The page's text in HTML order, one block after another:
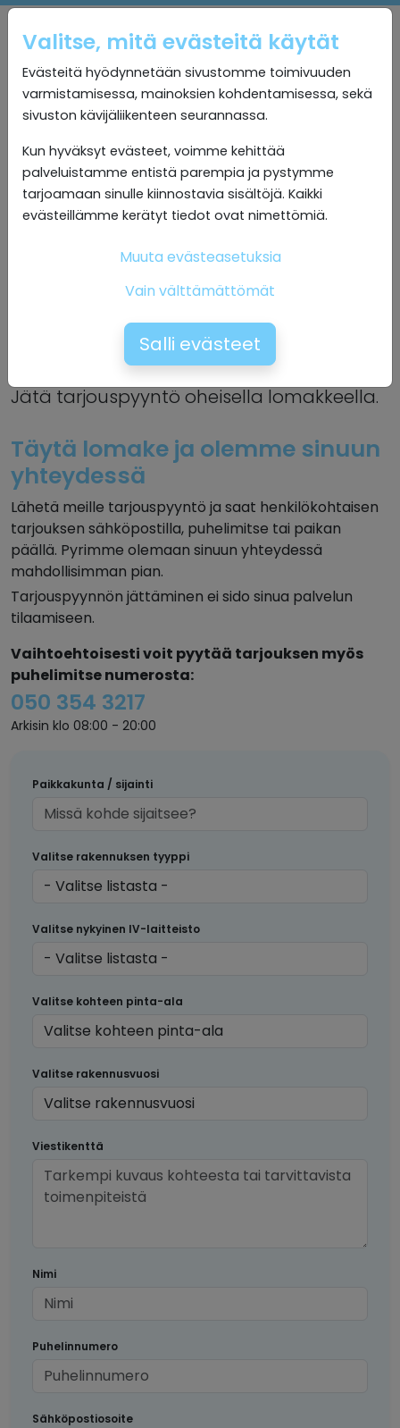
Pyydä tarjous
Jätä tarjouspyyntö oheisella lomakkeella.
Paikkakunta / sijainti
Valitse rakennuksen tyyppi
Valitse nykyinen IV-laitteisto
Valitse kohteen pinta-ala
Valitse rakennusvuosi
Viestikenttä
Nimi
Puhelinnumero
Sähköpostiosoite
Täytä lomake ja olemme sinuun
yhteydessä
Lähetä meille tarjouspyyntö ja saat henkilökohtaisen
tarjouksen sähköpostilla, puhelimitse tai paikan
päällä. Pyrimme olemaan sinuun yhteydessä
mahdollisimman pian.
Tarjouspyynnön jättäminen ei sido sinua palvelun
tilaamiseen.
Vaihtoehtoisesti voit pyytää tarjouksen myös
puhelimitse numerosta:
050 354 3217
Arkisin klo 08:00 - 20:00
Valitse, mitä evästeitä käytät
Evästeitä hyödynnetään sivustomme toimivuuden
varmistamisessa, mainoksien kohdentamisessa, sekä
sivuston kävijäliikenteen seurannassa.
Kun hyväksyt evästeet, voimme kehittää
palveluistamme entistä parempia ja pystymme
tarjoamaan sinulle kiinnostavia sisältöjä. Kaikki
evästeillämme kerätyt tiedot ovat nimettömiä.
Muuta evästeasetuksia
Vain välttämättömät
Salli evästeet